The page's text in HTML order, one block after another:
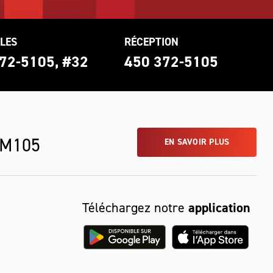
5105, #32
RÉCEPTION
450 372-5105
EN SAVOIR PLUS
Téléchargez notre application